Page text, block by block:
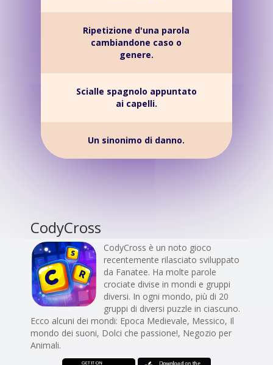
Ripetizione d'una parola
cambiandone caso o
genere.
Scialle spagnolo appuntato
ai capelli.
Un sinonimo di danno.
CodyCross
CodyCross è un noto gioco
recentemente rilasciato sviluppato
da Fanatee. Ha molte parole
crociate divise in mondi e gruppi
diversi. In ogni mondo, più di 20
gruppi di diversi puzzle in ciascuno.
Ecco alcuni dei mondi: Epoca Medievale, Messico, Il
mondo dei suoni, Dolci che passione!, Negozio per
Animali.